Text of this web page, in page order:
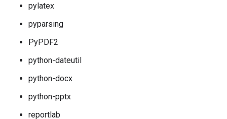
pylatex
pyparsing
PyPDF2
python-dateutil
python-docx
python-pptx
reportlab